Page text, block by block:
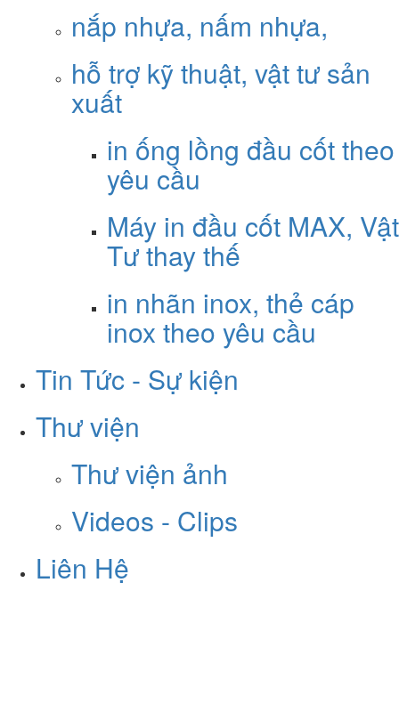
nắp nhựa, nấm nhựa,
hỗ trợ kỹ thuật, vật tư sản
xuất
in ống lồng đầu cốt theo
yêu cầu
Máy in đầu cốt MAX, Vật
Tư thay thế
in nhãn inox, thẻ cáp
inox theo yêu cầu
Tin Tức - Sự kiện
Thư viện
Thư viện ảnh
Videos - Clips
Liên Hệ